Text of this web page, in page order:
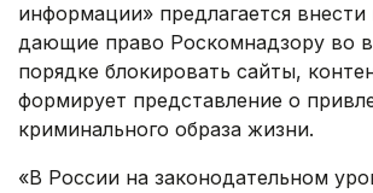
информации» предлагается внести
дающие право Роскомнадзору во
порядке блокировать сайты,
формирует представление о
криминального образа жизни.
«В России на законодательном